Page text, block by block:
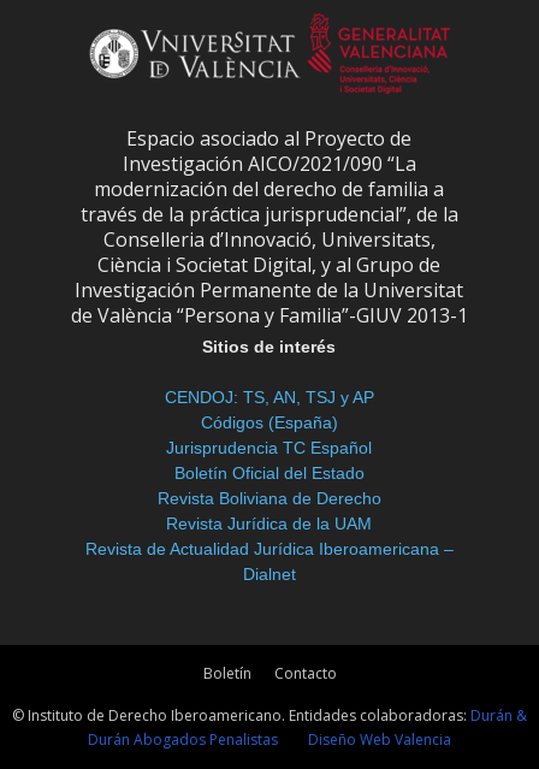
Espacio asociado al Proyecto de
Investigación AICO/2021/090 “La
modernización del derecho de familia a
través de la práctica jurisprudencial”, de la
Conselleria d’Innovació, Universitats,
Ciència i Societat Digital, y al Grupo de
Investigación Permanente de la Universitat
de València “Persona y Familia”-GIUV 2013-1
Sitios de interés
CENDOJ: TS, AN, TSJ y AP
Códigos (España)
Jurisprudencia TC Español
Boletín Oficial del Estado
Revista Boliviana de Derecho
Revista Jurídica de la UAM
Revista de Actualidad Jurídica Iberoamericana –
Dialnet
Boletín Contacto
© Instituto de Derecho Iberoamericano. Entidades colaboradoras: Durán &
Durán Abogados Penalistas
Diseño Web Valencia